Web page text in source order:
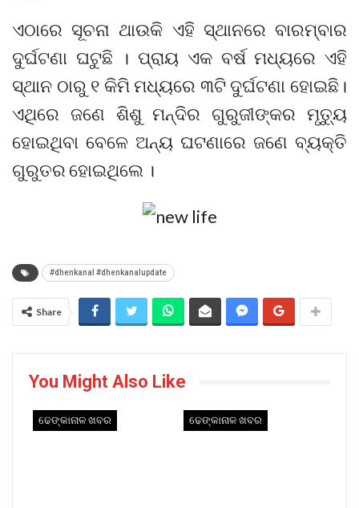
ଏଠାରେ ସୂଚନା ଥାଉକି ଏହି ସ୍ଥାନରେ ବାରମ୍ବାର
ଦୁର୍ଘଟଣା ଘଟୁଛି । ପ୍ରାୟ ଏକ ବର୍ଷ ମଧ୍ୟରେ ଏହି
ସ୍ଥାନ ଠାରୁ ୧ କିମି ମଧ୍ୟରେ ୩ଟି ଦୁର୍ଘଟଣା ହୋଇଛି।
ଏଥିରେ ଜଣେ ଶିଶୁ ମନ୍ଦିର ଗୁରୁଜୀଙ୍କର ମୃତ୍ୟୁ
ହୋଇଥିବା ବେଳେ ଅନ୍ୟ ଘଟଣାରେ ଜଣେ ବ୍ୟକ୍ତି
ଗୁରୁତର ହୋଇଥିଲେ ।
#dhenkanal #dhenkanalupdate
Share
You Might Also Like
ଢେଙ୍କାନାଳ ଖବର ଢେଙ୍କାନାଳ ଖବର